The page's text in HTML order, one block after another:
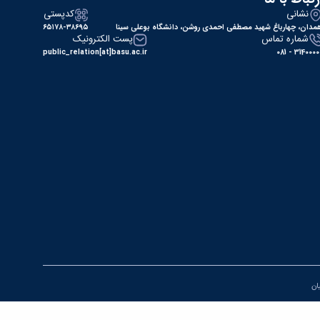
نشانی
چهارباغ شهید مصطفی احمدی روشن، دانشگاه بوعلی سینا
کدپستی
۶۵۱۷۸-۳۸۶۹۵
شماره تماس
31400000 -
پست الکترونیک
public_relation[at]basu.ac.ir